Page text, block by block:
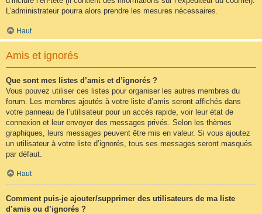
L’administrateur pourra alors prendre les mesures nécessaires.
Haut
Amis et ignorés
Que sont mes listes d’amis et d’ignorés ?
Vous pouvez utiliser ces listes pour organiser les autres membres du
forum. Les membres ajoutés à votre liste d’amis seront affichés dans
votre panneau de l’utilisateur pour un accès rapide, voir leur état de
connexion et leur envoyer des messages privés. Selon les thèmes
graphiques, leurs messages peuvent être mis en valeur. Si vous ajoutez
un utilisateur à votre liste d’ignorés, tous ses messages seront masqués
par défaut.
Haut
Comment puis-je ajouter/supprimer des utilisateurs de ma liste
d’amis ou d’ignorés ?